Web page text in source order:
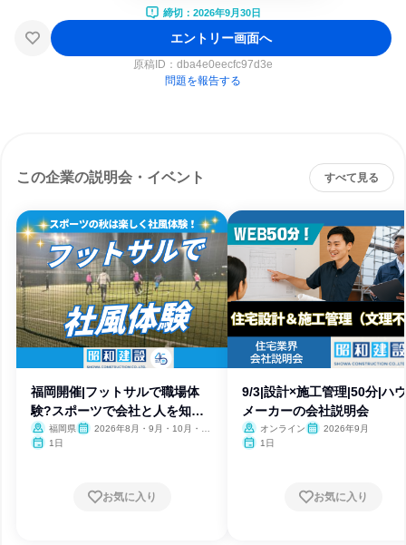
締切：2026年9月30日
エントリー画面へ
原稿ID： dba4e0eecfc97d3e
問題を報告する
この企業の説明会・イベント すべて見る
福岡開催|フットサルで職場体
験?スポーツで会社と人を知ろ
う! 福岡県
2026年8月・9月・10月・11
1日
お気に入り
9/3|設計×施工管理|50分|ハ
メーカーの会社説明会
オンライン
2026年9月
1日
お気に入り